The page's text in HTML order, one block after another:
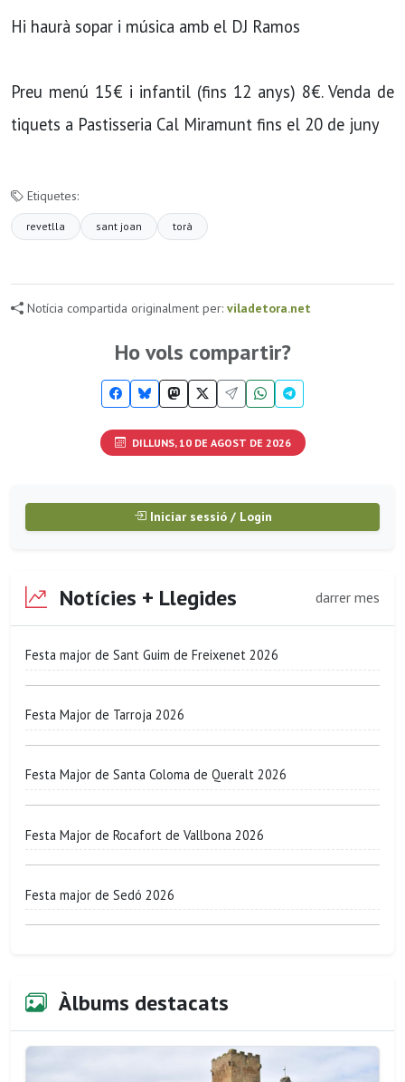
Hi haurà sopar i música amb el DJ Ramos
Preu menú 15€ i infantil (fins 12 anys) 8€. Venda de
tiquets a Pastisseria Cal Miramunt fins el 20 de juny
Etiquetes:
revetlla sant joan torà
Notícia compartida originalment per: viladetora.net
Ho vols compartir?
DILLUNS, 10 DE AGOST DE 2026
Iniciar sessió / Login
Notícies + Llegides darrer mes
Festa major de Sant Guim de Freixenet 2026
Festa Major de Tarroja 2026
Festa Major de Santa Coloma de Queralt 2026
Festa Major de Rocafort de Vallbona 2026
Festa major de Sedó 2026
Àlbums destacats